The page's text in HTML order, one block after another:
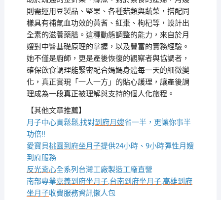
則需運用豆製品、堅果、各種菇類與蔬菜，搭配同
樣具有補氣血功效的黃耆、紅棗、枸杞等，設計出
全素的滋養藥膳。這種動態調整的能力，來自於月
嫂對中醫基礎原理的掌握，以及豐富的實務經驗。
她不僅是廚師，更是產後恢復的觀察者與協調者，
確保飲食調理能緊密配合媽媽身體每一天的細微變
化，真正實現「一人一方」的貼心護理，讓產後調
理成為一段真正被理解與支持的個人化旅程。
【其他文章推薦】
月子中心貴鬆鬆,找對到府月嫂省一半，更讓你事半
功倍!!
愛寶貝桃園到府坐月子提供24小時、9小時彈性月嫂
到府服務
反光背心全系列台灣工廠製造工廠直營
南部專業嘉義到府坐月子,台南到府坐月子,高雄到府
坐月子收費服務資訊懶人包